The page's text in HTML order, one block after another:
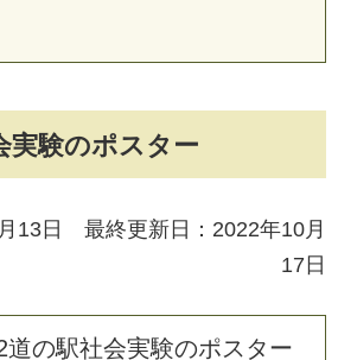
実験のポスター
13日 最終更新日：2022年10月
17日
道の駅社会実験のポス ター